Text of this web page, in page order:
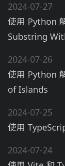
2024-07-27
使用 Python
Substring
2024-07-26
使用 Python
of Islands
2024-07-25
使用
2024-07-24